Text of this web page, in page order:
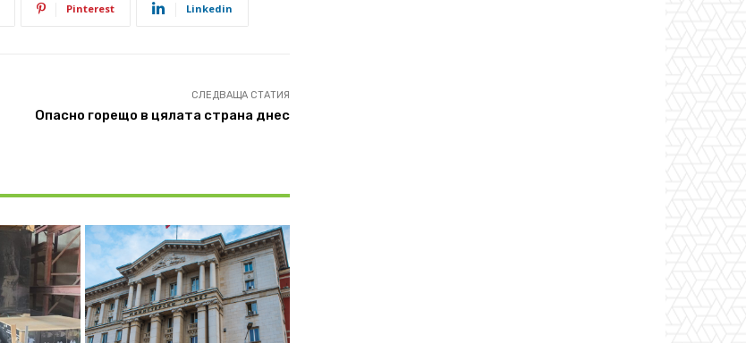
Pinterest Linkedin
СЛЕДВАЩА СТАТИЯ
Опасно горещо в цялата страна днес